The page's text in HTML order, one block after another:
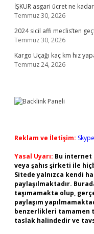
İŞKUR asgari ücret ne
Temmuz 30, 2026
2024 sicil affı meclis’ten
Temmuz 30, 2026
Kargo Uçağı kaç km hız
Temmuz 24, 2026
Reklam ve İletişim:
Yasal Uyarı: Bu internet
veya şahıs şirketi ile
Sitede yalnızca kendi
paylaşılmaktadır.
taşımamakta olup,
paylaşım
benzerlikleri tamamen
taslak halindedir ve